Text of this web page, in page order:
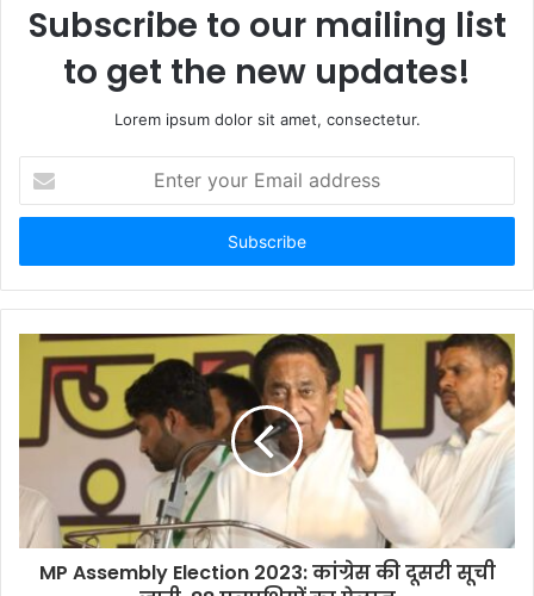
Subscribe to our mailing list
to get the new updates!
Lorem ipsum dolor sit amet, consectetur.
your
Email
MP Assembly Election 2023: कांग्रेस की दूसरी सूची